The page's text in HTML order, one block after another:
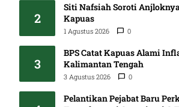
2
Siti Nafsiah Soroti
Kapuas
1 Agustus 2026 0
3
BPS Catat Kapuas Alami
Kalimantan Tengah
3 Agustus 2026 0
Pelantikan Pejabat Baru